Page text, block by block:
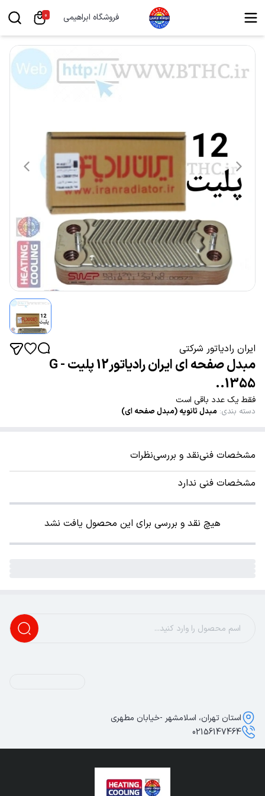
فروشگاه ابراهیمی 0
ایران رادیاتور شرکتی
مبدل صفحه ای ایران رادیاتور12 پلیت - G
1355..
فقط یک عدد باقی است
دسته بندی: مبدل ثانویه (مبدل صفحه ای)
مشخصات فنینقد و بررسینظرات
مشخصات فنی ندارد
هیچ نقد و بررسی برای این محصول یافت نشد
استان تهران، اسلامشهر -خیابان مطهری
02156147464